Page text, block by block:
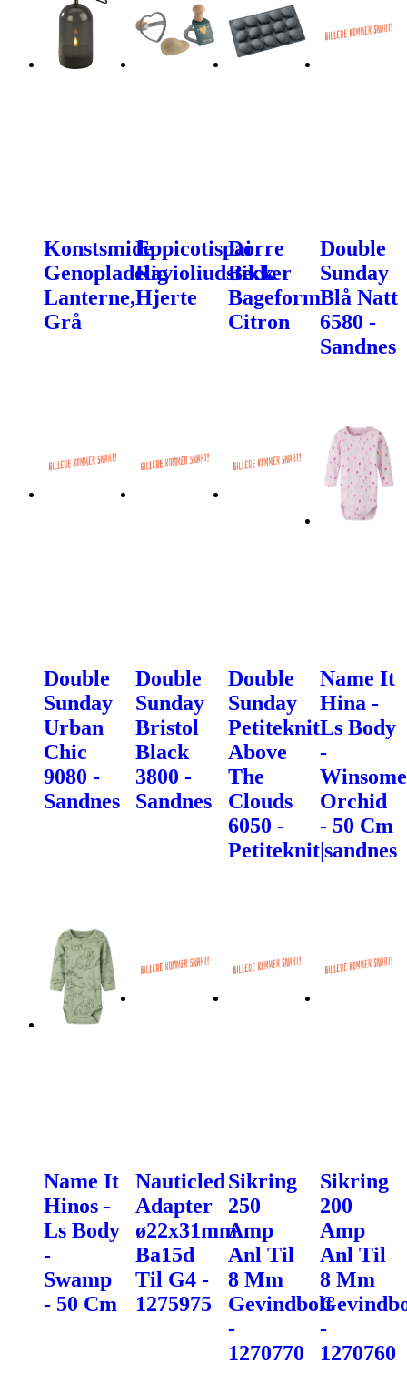
Konstsmide
Genopladelig
Lanterne,
Grå
Eppicotispai
Ravioliudstikker
Hjerte
Dorre
Beck
Bageform
Citron
Double
Sunday
Blå Natt
6580 -
Sandnes
Double
Sunday
Urban
Chic
9080 -
Sandnes
Double
Sunday
Bristol
Black
3800 -
Sandnes
Double
Sunday
Petiteknit
Above
The
Clouds
6050 -
Petiteknit|sandnes
Name It
Hina -
Ls Body
-
Winsome
Orchid
- 50 Cm
Name It
Hinos -
Ls Body
-
Swamp
- 50 Cm
Nauticled
Adapter
ø22x31mm
Ba15d
Til G4 -
1275975
Sikring
250
Amp
Anl Til
8 Mm
Gevindbolt
-
1270770
Sikring
200
Amp
Anl Til
8 Mm
-
1270760